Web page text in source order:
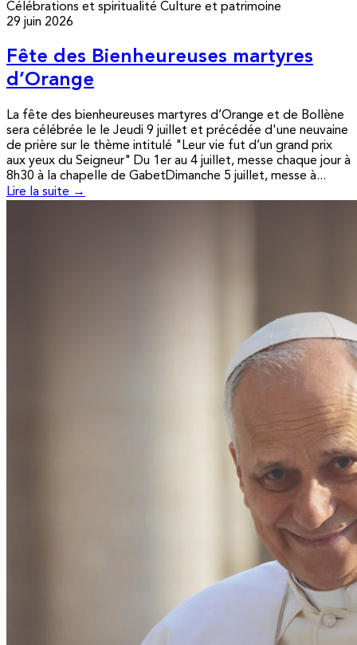
Célébrations et spiritualité Culture et patrimoine
29 juin 2026
Fête des Bienheureuses martyres
d’Orange
La fête des bienheureuses martyres d’Orange et de Bollène
sera célébrée le le Jeudi 9 juillet et précédée d'une neuvaine
de prière sur le thème intitulé "Leur vie fut d’un grand prix
aux yeux du Seigneur" Du 1er au 4 juillet, messe chaque jour à
8h30 à la chapelle de GabetDimanche 5 juillet, messe à...
Lire la suite →